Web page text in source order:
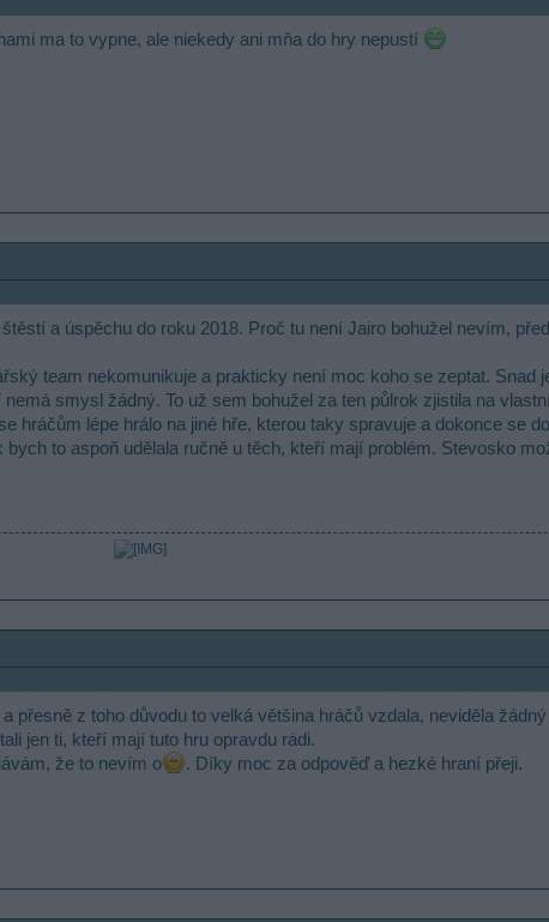
ma to vypne, ale niekedy ani mňa do hry nepustí
a úspěchu do roku 2018. Proč tu není Jairo bohužel nevím,
team nekomunikuje a prakticky není moc koho se zeptat. Snad
smysl žádný. To už sem bohužel za ten půlrok zjistila na
hráčům lépe hrálo na jiné hře, kterou taky spravuje a dokonce se
to aspoň udělala ručně u těch, kteří mají problém. Stevosko
přesně z toho důvodu to velká většina hráčů vzdala, neviděla
jen ti, kteří mají tuto hru opravdu rádi.
že to nevím o
. Díky moc za odpověď a hezké hraní přeji.